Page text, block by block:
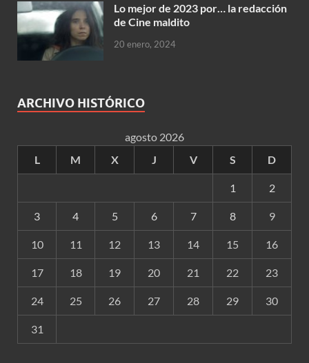
Lo mejor de 2023 por… la redacción
de Cine maldito
20 enero, 2024
ARCHIVO HISTÓRICO
agosto 2026
L
M X J V S D
1 2
3 4 5 6 7 8 9
10 11 12 13 14 15 16
17 18 19 20 21 22 23
24 25 26 27 28 29 30
31